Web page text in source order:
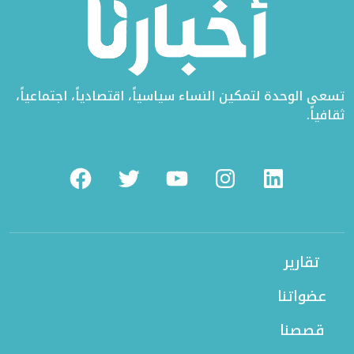
تسعى الوحدة لتمكين النساء سياسياً، اقتصادياً، اجتماعياً،
ثقافياً.
FacebookTwitterYoutubeInstagramLinkedin
تقارير
عضواتنا
قصصنا